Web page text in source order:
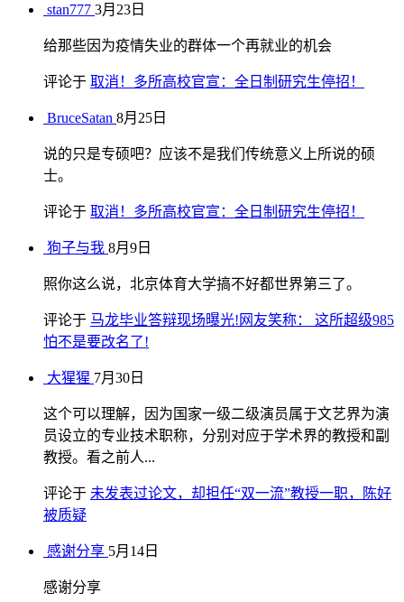
stan777 3月23日
给那些因为疫情失业的群体一个再就业的机会
评论于 取消！多所高校官宣：全日制研究生停招！
BruceSatan 8月25日
说的只是专硕吧？应该不是我们传统意义上所说的硕
士。
评论于 取消！多所高校官宣：全日制研究生停招！
狗子与我 8月9日
照你这么说，北京体育大学搞不好都世界第三了。
评论于 马龙毕业答辩现场曝光!网友笑称： 这所超级985
怕不是要改名了!
大猩猩 7月30日
这个可以理解，因为国家一级二级演员属于文艺界为演
员设立的专业技术职称，分别对应于学术界的教授和副
教授。看之前人...
评论于 未发表过论文，却担任“双一流”教授一职，陈好
被质疑
感谢分享 5月14日
感谢分享